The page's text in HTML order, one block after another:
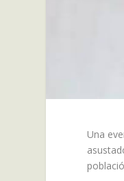
Una